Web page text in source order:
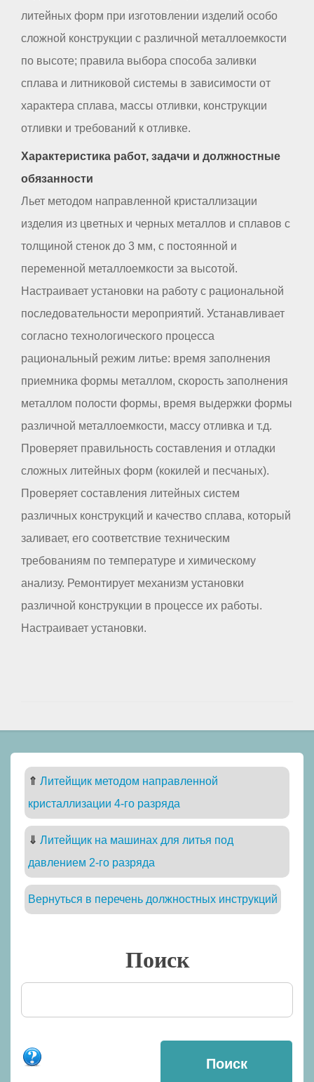
литейных форм при изготовлении изделий особо
сложной конструкции с различной металлоемкости
по высоте; правила выбора способа заливки
сплава и литниковой системы в зависимости от
характера сплава, массы отливки, конструкции
отливки и требований к отливке.
Характеристика работ, задачи и должностные
обязанности
Льет методом направленной кристаллизации
изделия из цветных и черных металлов и сплавов с
толщиной стенок до 3 мм, с постоянной и
переменной металлоемкости за высотой.
Настраивает установки на работу с рациональной
последовательности мероприятий. Устанавливает
согласно технологического процесса
рациональный режим литье: время заполнения
приемника формы металлом, скорость заполнения
металлом полости формы, время выдержки формы
различной металлоемкости, массу отливка и т.д.
Проверяет правильность составления и отладки
сложных литейных форм (кокилей и песчаных).
Проверяет составления литейных систем
различных конструкций и качество сплава, который
заливает, его соответствие техническим
требованиям по температуре и химическому
анализу. Ремонтирует механизм установки
различной конструкции в процессе их работы.
Настраивает установки.
⇑ Литейщик методом направленной
кристаллизации 4-го разряда
⇓ Литейщик на машинах для литья под
давлением 2-го разряда
Вернуться в перечень должностных инструкций
Поиск